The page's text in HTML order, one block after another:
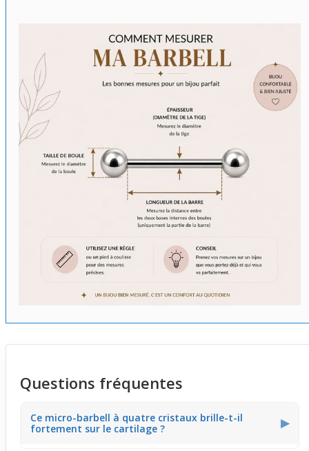
Questions fréquentes
Ce micro-barbell à quatre cristaux brille-t-il
fortement sur le cartilage ?
▶